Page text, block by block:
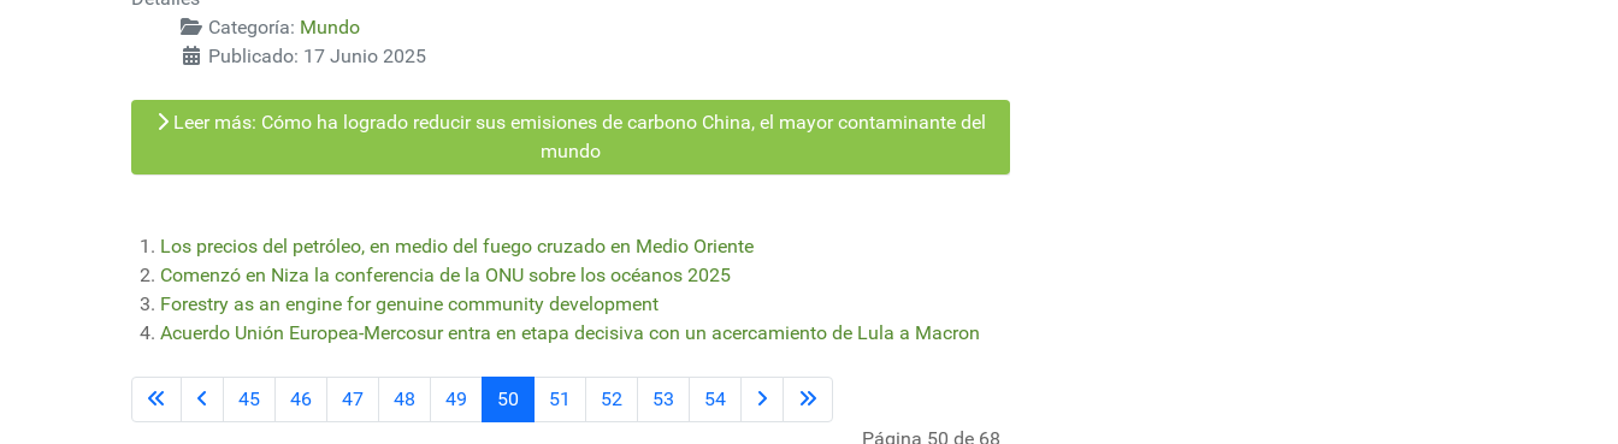
Categoría: Mundo
Publicado: 17 Junio 2025
Leer más: Cómo ha logrado reducir sus emisiones de carbono China, el mayor contaminante del
mundo
Los precios del petróleo, en medio del fuego cruzado en Medio Oriente
Comenzó en Niza la conferencia de la ONU sobre los océanos 2025
Forestry as an engine for genuine community development
Acuerdo Unión Europea-Mercosur entra en etapa decisiva con un acercamiento de Lula a Macron
Página 50 de 68
45 46 47 48 49 50 51 52 53 54